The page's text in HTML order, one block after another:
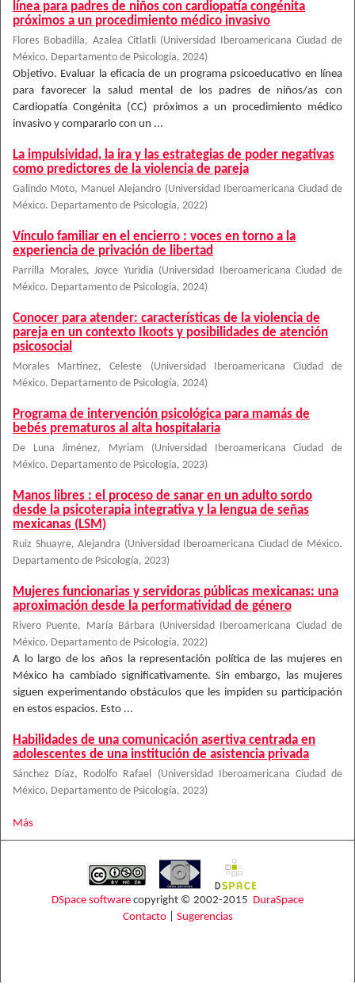
línea para padres de niños con cardiopatía congénita
próximos a un procedimiento médico invasivo
Flores Bobadilla, Azalea Citlatli (Universidad Iberoamericana Ciudad de
México. Departamento de Psicología, 2024)
Objetivo. Evaluar la eficacia de un programa psicoeducativo en línea
para favorecer la salud mental de los padres de niños/as con
Cardiopatía Congénita (CC) próximos a un procedimiento médico
invasivo y compararlo con un ...
La impulsividad, la ira y las estrategias de poder negativas
como predictores de la violencia de pareja
Galindo Moto, Manuel Alejandro (Universidad Iberoamericana Ciudad de
México. Departamento de Psicología, 2022)
Vínculo familiar en el encierro : voces en torno a la
experiencia de privación de libertad
Parrilla Morales, Joyce Yuridia (Universidad Iberoamericana Ciudad de
México. Departamento de Psicología, 2024)
Conocer para atender: características de la violencia de
pareja en un contexto Ikoots y posibilidades de atención
psicosocial
Morales Martínez, Celeste (Universidad Iberoamericana Ciudad de
México. Departamento de Psicología, 2024)
Programa de intervención psicológica para mamás de
bebés prematuros al alta hospitalaria
De Luna Jiménez, Myriam (Universidad Iberoamericana Ciudad de
México. Departamento de Psicología, 2023)
Manos libres : el proceso de sanar en un adulto sordo
desde la psicoterapia integrativa y la lengua de señas
mexicanas (LSM)
Ruiz Shuayre, Alejandra (Universidad Iberoamericana Ciudad de México.
Departamento de Psicología, 2023)
Mujeres funcionarias y servidoras públicas mexicanas: una
aproximación desde la performatividad de género
Rivero Puente, María Bárbara (Universidad Iberoamericana Ciudad de
México. Departamento de Psicología, 2022)
A lo largo de los años la representación política de las mujeres en
México ha cambiado significativamente. Sin embargo, las mujeres
siguen experimentando obstáculos que les impiden su participación
en estos espacios. Esto ...
Habilidades de una comunicación asertiva centrada en
adolescentes de una institución de asistencia privada
Sánchez Díaz, Rodolfo Rafael (Universidad Iberoamericana Ciudad de
México. Departamento de Psicología, 2023)
Más
DSpace software copyright © 2002-2015 DuraSpace
Contacto| Sugerencias